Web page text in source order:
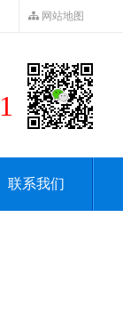
网站地图
联系我们